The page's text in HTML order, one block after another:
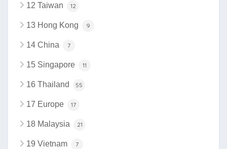
12 Taiwan 12
13 Hong Kong 9
14 China 7
15 Singapore 11
16 Thailand 55
17 Europe 17
18 Malaysia 21
19 Vietnam 7